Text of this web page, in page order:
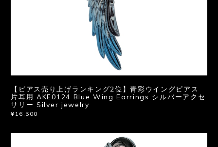
【ピアス売り上げランキング2位】青彩ウイングピアス
片耳用 AKE0124 Blue Wing Earrings シルバーアクセ
サリー Silver jewelry
¥16,500